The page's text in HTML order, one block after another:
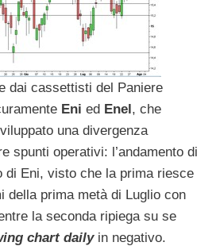
dai cassettisti del Paniere
Eni ed Enel, che
una divergenza
spunti operativi: l’andamento di
di Eni, visto che la prima riesce
della prima metà di Luglio con
la seconda ripiega su se
chart dailyin negativo.